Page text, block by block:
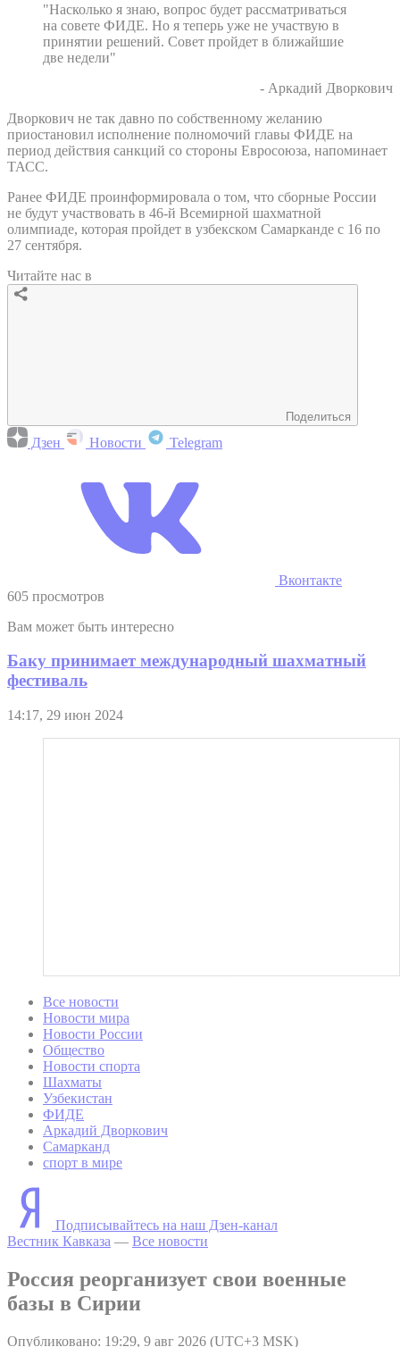
"Насколько я знаю, вопрос будет рассматриваться
на совете ФИДЕ. Но я теперь уже не участвую в
принятии решений. Совет пройдет в ближайшие
две недели"
- Аркадий Дворкович
Дворкович не так давно по собственному желанию
приостановил исполнение полномочий главы ФИДЕ на
период действия санкций со стороны Евросоюза, напоминает
ТАСС.
Ранее ФИДЕ проинформировала о том, что сборные России
не будут участвовать в 46-й Всемирной шахматной
олимпиаде, которая пройдет в узбекском Самарканде с 16 по
27 сентября.
Читайте нас в
Поделиться
Дзен Новости Telegram
Вконтакте
605 просмотров
Вам может быть интересно
Баку принимает международный шахматный
фестиваль
14:17, 29 июн 2024
Все новости
Новости мира
Новости России
Общество
Новости спорта
Шахматы
Узбекистан
ФИДЕ
Аркадий Дворкович
Самарканд
спорт в мире
Подписывайтесь на наш Дзен-канал
Вестник Кавказа — Все новости
Россия реорганизует свои военные
базы в Сирии
Опубликовано: 19:29, 9 авг 2026 (UTC+3 MSK)